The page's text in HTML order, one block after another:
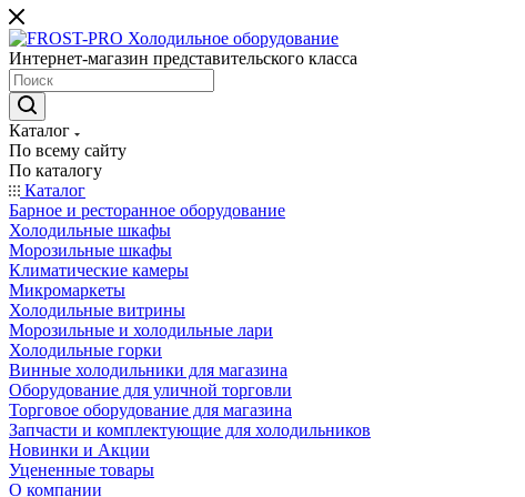
Интернет-магазин представительского класса
Каталог
По всему сайту
По каталогу
Каталог
Барное и ресторанное оборудование
Холодильные шкафы
Морозильные шкафы
Климатические камеры
Микромаркеты
Холодильные витрины
Морозильные и холодильные лари
Холодильные горки
Винные холодильники для магазина
Оборудование для уличной торговли
Торговое оборудование для магазина
Запчасти и комплектующие для холодильников
Новинки и Акции
Уцененные товары
О компании